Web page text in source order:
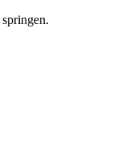
springen.